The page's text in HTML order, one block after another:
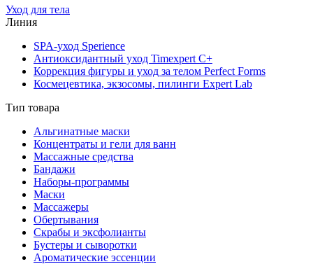
Уход для тела
Линия
SPA-уход Sperience
Антиоксидантный уход Timexpert C+
Коррекция фигуры и уход за телом Perfect Forms
Космецевтика, экзосомы, пилинги Expert Lab
Тип товара
Альгинатные маски
Концентраты и гели для ванн
Массажные средства
Бандажи
Наборы-программы
Маски
Массажеры
Обертывания
Скрабы и эксфолианты
Бустеры и сыворотки
Ароматические эссенции